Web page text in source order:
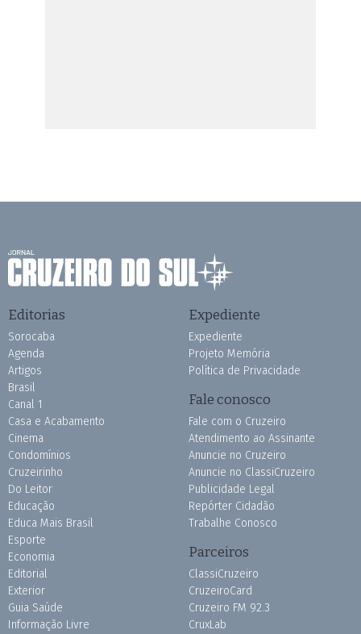
Editorias
Sorocaba
Agenda
Artigos
Brasil
Canal 1
Casa e Acabamento
Cinema
Condomínios
Cruzeirinho
Do Leitor
Educação
Educa Mais Brasil
Esporte
Economia
Editorial
Exterior
Guia Saúde
Informação Livre
Expediente
Expediente
Projeto Memória
Política de Privacidade
Fale conosco
Fale com o Cruzeiro
Atendimento ao Assinante
Anuncie no Cruzeiro
Anuncie no ClassiCruzeiro
Publicidade Legal
Repórter Cidadão
Trabalhe Conosco
Parceiros
ClassiCruzeiro
CruzeiroCard
Cruzeiro FM 92.3
CruxLab